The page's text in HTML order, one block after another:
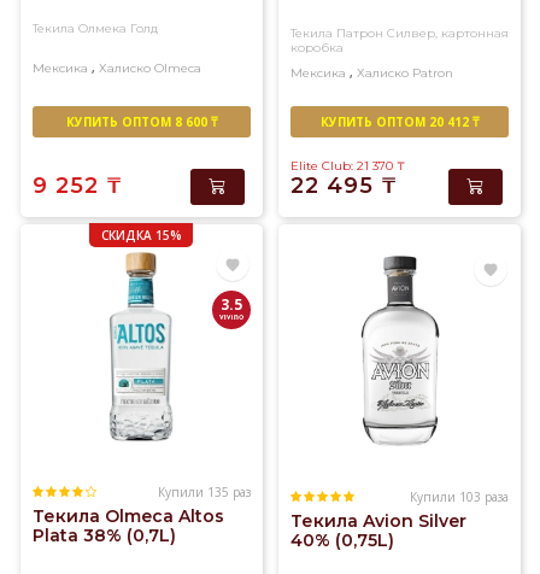
Текила Олмека Голд
Мексика , Халиско Olmeca
КУПИТЬ ОПТОМ 8 600 ₸
9 252 ₸
Текила Патрон Силвер, картонная
коробка
Мексика , Халиско Patron
КУПИТЬ ОПТОМ 20 412 ₸
Elite Club: 21 370 ₸
22 495 ₸
СКИДКА 15%
3.5
Купили 135 раз
Текила Olmeca Altos
Plata 38% (0,7L)
Купили 103 раза
Текила Avion Silver
40% (0,75L)